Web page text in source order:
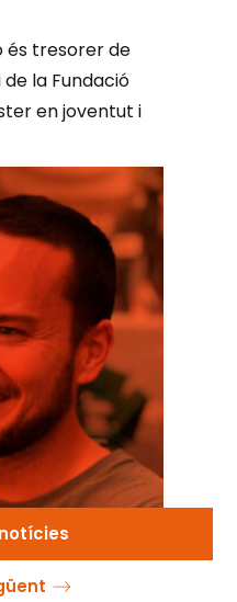
és tresorer de
de la Fundació
en joventut i